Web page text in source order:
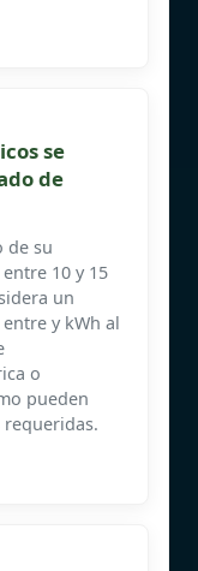
se
de
de su
10 y 15
un
y kWh al
o
pueden